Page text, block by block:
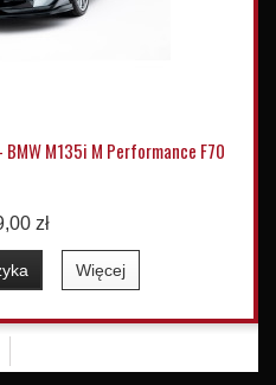
M135i M Performance F70
zł
Więcej